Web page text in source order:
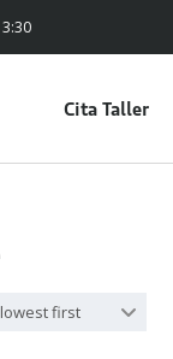
Cita Taller
first